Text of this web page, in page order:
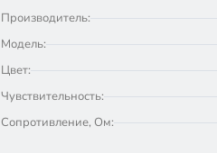
Производитель:
Модель:
Цвет:
Чувствительность:
Сопротивление, Ом: